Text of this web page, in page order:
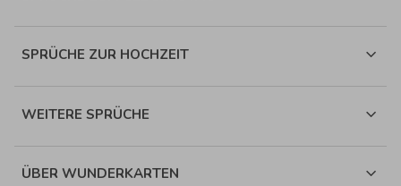
SPRÜCHE ZUR HOCHZEIT
WEITERE SPRÜCHE
ÜBER WUNDERKARTEN